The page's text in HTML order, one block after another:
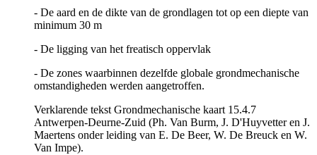
- De aard en de dikte van de grondlagen tot op een diepte van
minimum 30 m
- De ligging van het freatisch oppervlak
- De zones waarbinnen dezelfde globale grondmechanische
omstandigheden werden aangetroffen.
Verklarende tekst Grondmechanische kaart 15.4.7
Antwerpen-Deurne-Zuid (Ph. Van Burm, J. D'Huyvetter en J.
Maertens onder leiding van E. De Beer, W. De Breuck en W.
Van Impe).